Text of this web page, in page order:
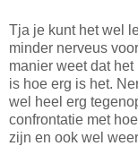
Tja je kunt het wel
minder nerveus
manier weet dat
is hoe erg is het.
wel heel erg
confrontatie met
zijn en ook wel